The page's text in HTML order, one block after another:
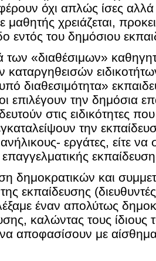
όχι απλώς ίσες αλλά
μαθητής χρειάζεται,
εντός του δημόσιου
«διαθέσιμων»
διαθεσιμότητα»
επιλέγουν την δημόσια
στις ειδικότητες
εγκαταλείψουν την
ανήλικους- εργάτες, είτε
επαγγελματικής
δημοκρατικών και
εκπαίδευσης
έναν απολύτως
καλώντας τους ίδιους
αποφασίσουν με